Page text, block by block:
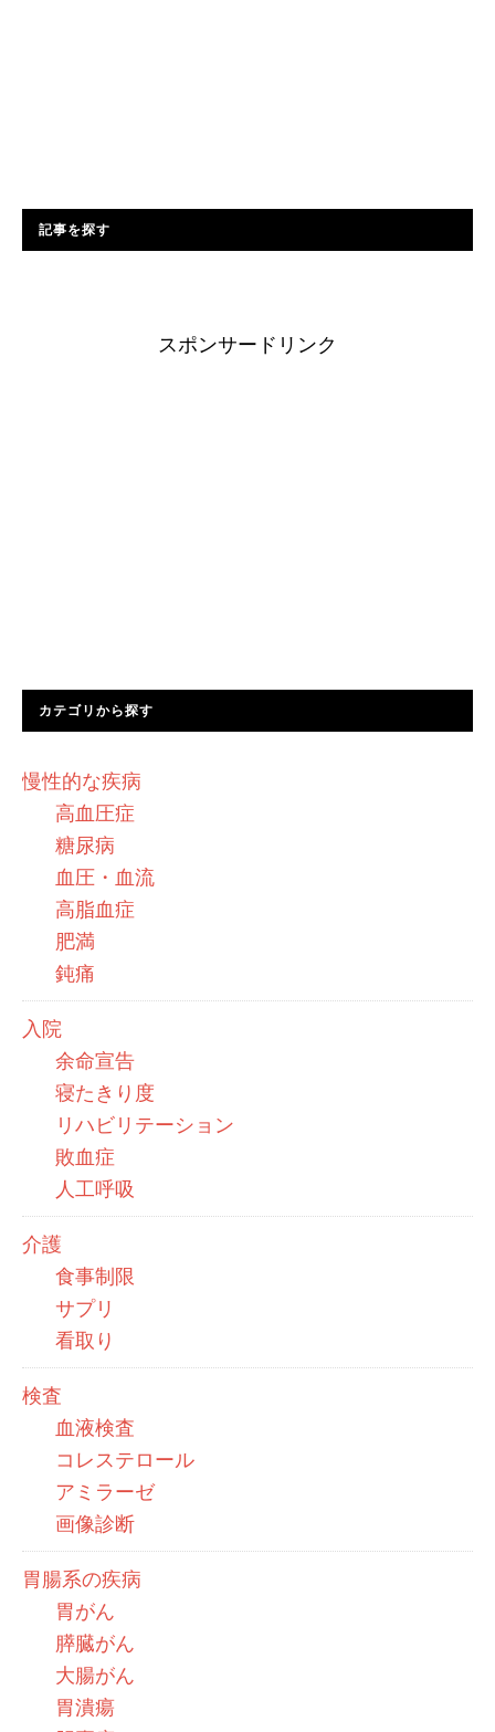
記事を探す
スポンサードリンク
カテゴリから探す
慢性的な疾病
高血圧症
糖尿病
血圧・血流
高脂血症
肥満
鈍痛
入院
余命宣告
寝たきり度
リハビリテーション
敗血症
人工呼吸
介護
食事制限
サプリ
看取り
検査
血液検査
コレステロール
アミラーゼ
画像診断
胃腸系の疾病
胃がん
膵臓がん
大腸がん
胃潰瘍